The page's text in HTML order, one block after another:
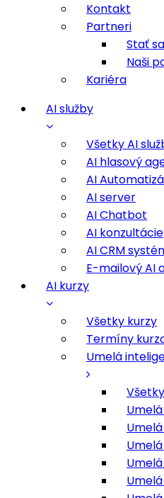
Kontakt
Partneri
Stať
Naši
Kariéra
AI služby
Všetky AI
AI hlasový
AI
AI server
AI Chatbot
AI konzultácie
AI CRM
E-mailový AI
AI kurzy
Všetky kurzy
Termíny
Umelá